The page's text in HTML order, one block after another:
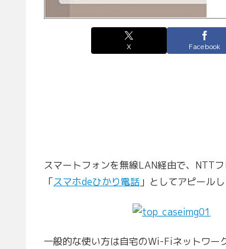
X Facebook
スマートフォンを無線LAN経由で、NTT
「スマホdeひかり電話 」としてアピール
一般的な使い方は自宅のWi-Fiネットワー